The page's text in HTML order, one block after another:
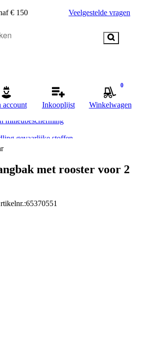
€ 150 Veelgestelde vragen
Inkooplijst
0
Winkelwagen
en bouwplaatsbenodigdheden
milieubescherming
gevaarlijke stoffen
met rooster voor 2
:65370551